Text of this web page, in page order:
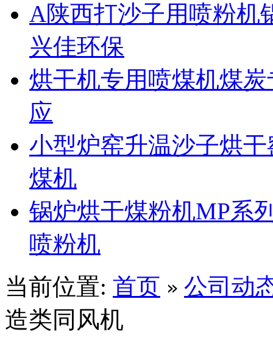
A陕西打沙子用喷粉机
兴佳环保
烘干机专用喷煤机煤
应
小型炉窑升温沙子烘
煤机
锅炉烘干煤粉机MP系
喷粉机
当前位置: 首页 » 公司动
造类同风机